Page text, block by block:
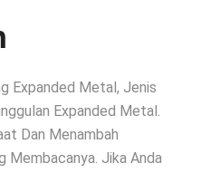
Expanded Metal, Jenis
Expanded Metal.
Dan Menambah
Membacanya. Jika Anda